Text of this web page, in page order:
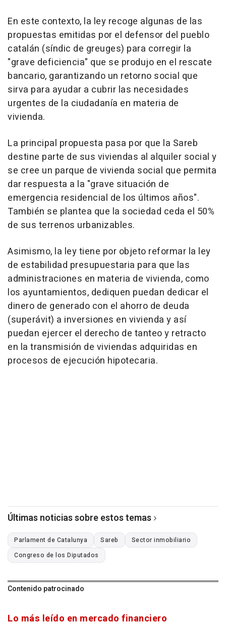
En este contexto, la ley recoge algunas de las
propuestas emitidas por el defensor del pueblo
catalán (síndic de greuges) para corregir la
"grave deficiencia" que se produjo en el rescate
bancario, garantizando un retorno social que
sirva para ayudar a cubrir las necesidades
urgentes de la ciudadanía en materia de
vivienda.
La principal propuesta pasa por que la Sareb
destine parte de sus viviendas al alquiler social y
se cree un parque de vivienda social que permita
dar respuesta a la "grave situación de
emergencia residencial de los últimos años".
También se plantea que la sociedad ceda el 50%
de sus terrenos urbanizables.
Asimismo, la ley tiene por objeto reformar la ley
de estabilidad presupuestaria para que las
administraciones en materia de vivienda, como
los ayuntamientos, dediquen puedan dedicar el
dinero de generado con el ahorro de deuda
(superávit) a inversiones en vivienda y así
puedan ejercer el derecho de tanteo y retracto
en la transmisión de viviendas adquiridas en
procesos de ejecución hipotecaria.
Últimas noticias sobre estos temas
Parlament de Catalunya Sareb
Sector inmobiliario
Congreso de los Diputados
Contenido patrocinado
Lo más leído en mercado financiero